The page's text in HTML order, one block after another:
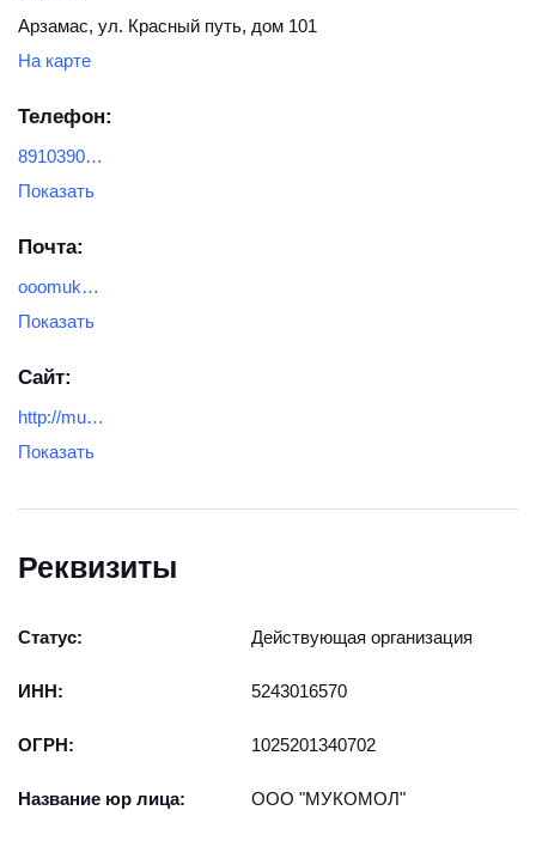
Арзамас, ул. Красный путь, дом 101
На карте
Телефон:
89103900221
Показать
Почта:
ooomukomoll@mail.ru
Показать
Сайт:
http://mukomoll.ru/
Показать
Реквизиты
Статус: Действующая организация
ИНН: 5243016570
ОГРН: 1025201340702
Название юр лица: ООО "МУКОМОЛ"